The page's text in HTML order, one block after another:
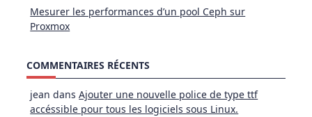
Mesurer les performances d’un pool Ceph sur
Proxmox
COMMENTAIRES RÉCENTS
jean dansAjouter une nouvelle police de type ttf
accéssible pour tous les logiciels sous Linux.